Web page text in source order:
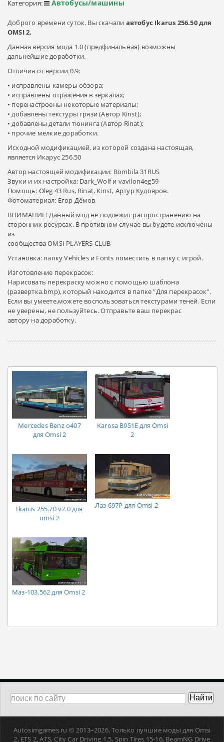
Категория: Автобусы/машины
Доброго времени суток. Вы скачали автобус Ikarus 256.50 для
OMSI 2.
Данная версия мода 1.0 (предфинальная) возможны
дальнейшие доработки.
Отличия от версии 0.9:
• исправлены камеры обзора;
• исправлены отражения в зеркалах;
• перенастроены некоторые материалы;
• добавлены текстуры грязи (Автор Kinst);
• добавлены детали тюнинга (Автор Rinat);
• прочие мелкие доработки.
Исходной модификацией, из которой создана настоящая,
является Икарус 256.50
Автор настоящей модификации: Bombila 31RUS
Звуки и их настройка: Dark_Wolf и vavilon4eg59
Помощь: Oleg 43 Rus, Rinat, Kinst, Артур Кудояров.
Фотоматериал: Егор Дёмов
ВНИМАНИЕ! Данный мод не подлежит распространению на
сторонних ресурсах. В противном случае вы будете исключены
из
сообщества OMSI PLAYERS CLUB
Установка: папку Vehicles и Fonts поместить в папку с игрой.
Изготовление перекрасок:
Нарисовать перекраску можно с помощью шаблона
(развертка.bmp), который находится в папке "Для перекрасок".
Если вы умеете,можете воспользоваться текстурами теней. Если
не уверены, не пользуйтесь. Отправьте ваш перекрас
автору на доработку.
Mercedes Benz o407
для Omsi 2
Karosa B951E для Omsi
2
Ikarus 255.70 v2.0 для
omsi 2
Лаз 697Р для Omsi 2
Маз-103.562 для Omsi 2
Autosimgames.ru © 2013–2026. Только лучшие моды для Omsi
2, ETS 2, ATS, Сity Car Driving 1.5, Spin Tires 15-16, BeamNG Drive